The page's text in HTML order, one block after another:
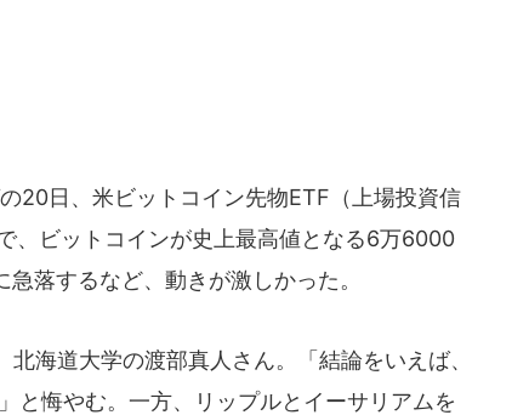
20日、米ビットコイン先物ETF（上場投資信
、ビットコインが史上最高値となる6万6000
落するなど、動きが激しかった。
海道大学の渡部真人さん。「結論をいえば、
と悔やむ。一方、リップルとイーサリアムを